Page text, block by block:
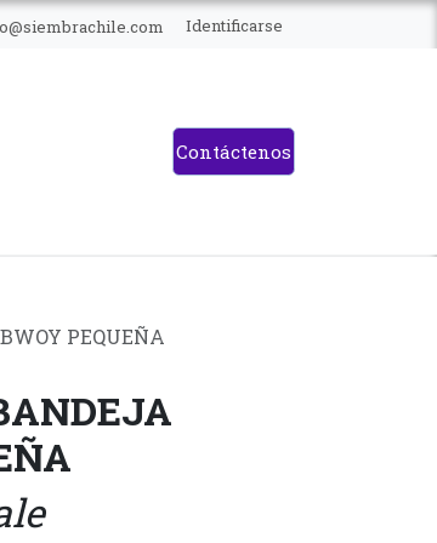
Identificarse
Contáctenos
PEQUEÑA